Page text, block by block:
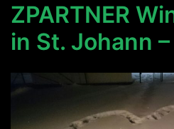
ZPARTNER
in St. Johann